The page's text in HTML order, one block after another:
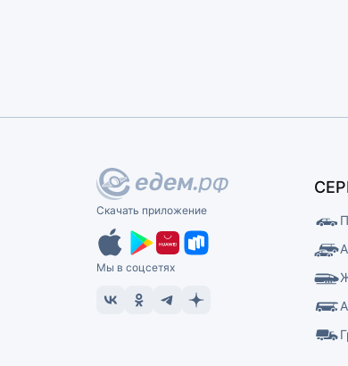
Скачать приложение
Мы в соцсетях